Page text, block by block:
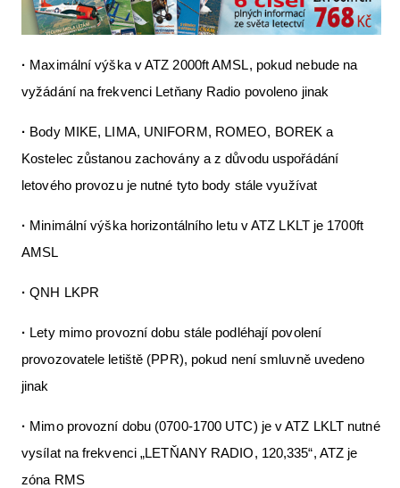
· Maximální výška v ATZ 2000ft AMSL, pokud nebude na
vyžádání na frekvenci Letňany Radio povoleno jinak
· Body MIKE, LIMA, UNIFORM, ROMEO, BOREK a
Kostelec zůstanou zachovány a z důvodu uspořádání
letového provozu je nutné tyto body stále využívat
· Minimální výška horizontálního letu v ATZ LKLT je 1700ft
AMSL
· QNH LKPR
· Lety mimo provozní dobu stále podléhají povolení
provozovatele letiště (PPR), pokud není smluvně uvedeno
jinak
· Mimo provozní dobu (0700-1700 UTC) je v ATZ LKLT nutné
vysílat na frekvenci „LETŇANY RADIO, 120,335“, ATZ je
zóna RMS